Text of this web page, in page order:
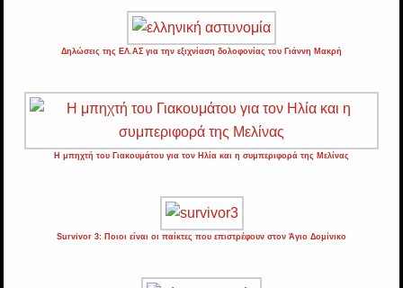
Δηλώσεις της ΕΛ.ΑΣ για την εξιχνίαση δολοφονίας του Γιάννη Μακρή
Η μπηχτή του Γιακουμάτου για τον Ηλία και η συμπεριφορά της Μελίνας
Survivor 3: Ποιοι είναι οι παίκτες που επιστρέφουν στον Άγιο Δομίνικο